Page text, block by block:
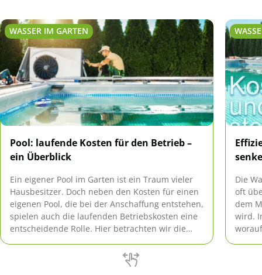
WASSER IM GARTEN
Pool: laufende Kosten für den Betrieb –
ein Überblick
Ein eigener Pool im Garten ist ein Traum vieler
Hausbesitzer. Doch neben den Kosten für einen
eigenen Pool, die bei der Anschaffung entstehen,
spielen auch die laufenden Betriebskosten eine
entscheidende Rolle. Hier betrachten wir die
Pool (ca. 8 x 4 m) und analysieren, welche
Unterschiede es bei verschiedenen Bauweisen
Die
oft
dem
wird.